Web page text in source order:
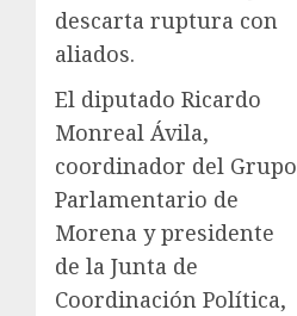
descarta ruptura con
aliados.
El diputado Ricardo
Monreal Ávila,
coordinador del Grupo
Parlamentario de
Morena y presidente
de la Junta de
Coordinación Política,